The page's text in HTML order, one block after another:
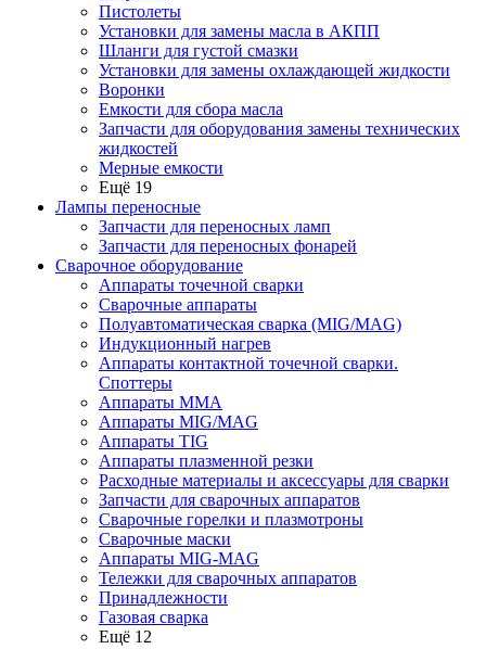
Пистолеты
Установки для замены масла в АКПП
Шланги для густой смазки
Установки для замены охлаждающей жидкости
Воронки
Емкости для сбора масла
Запчасти для оборудования замены технических
жидкостей
Мерные емкости
Ещё 19
Лампы переносные
Запчасти для переносных ламп
Запчасти для переносных фонарей
Сварочное оборудование
Аппараты точечной сварки
Сварочные аппараты
Полуавтоматическая сварка (MIG/MAG)
Индукционный нагрев
Аппараты контактной точечной сварки.
Споттеры
Аппараты MMA
Аппараты MIG/MAG
Аппараты TIG
Аппараты плазменной резки
Расходные материалы и аксессуары для сварки
Запчасти для сварочных аппаратов
Сварочные горелки и плазмотроны
Сварочные маски
Аппараты MIG-MAG
Тележки для сварочных аппаратов
Принадлежности
Газовая сварка
Ещё 12